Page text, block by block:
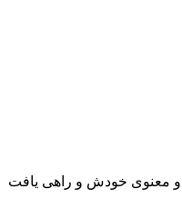
و معنوی خودش و راهی یافت